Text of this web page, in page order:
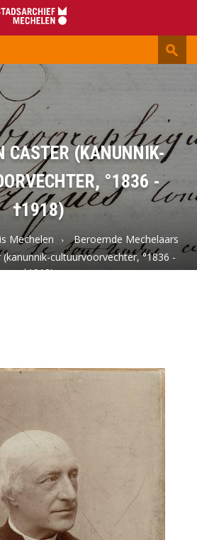
CASTER (KANUNNIK-
°1836 -
†1918)
Mechelen
Beroemde Mechelaars
(kanunnik-cultuurvoorvechter, °1836 -
†1918)